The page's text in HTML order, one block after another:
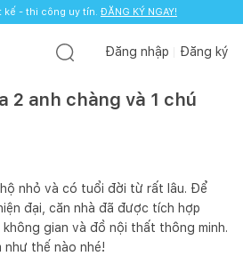
kế - thi công uy tín. ĐĂNG KÝ NGAY!
Đăng nhập Đăng ký
2 anh chàng và 1 chú
nhỏ và có tuổi đời từ rất lâu. Để
đại, căn nhà đã được tích hợp
gian và đồ nội thất thông minh.
như thế nào nhé!